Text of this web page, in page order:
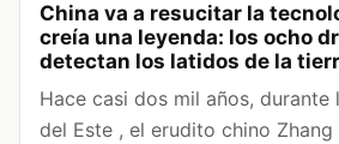
China va a resucitar la
creía una leyenda: los ocho
detectan los latidos de la
Hace casi dos mil años, durante
del Este , el erudito chino Zhang